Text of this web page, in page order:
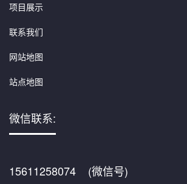
项目展示
联系我们
网站地图
站点地图
微信联系:
15611258074 (微信号)